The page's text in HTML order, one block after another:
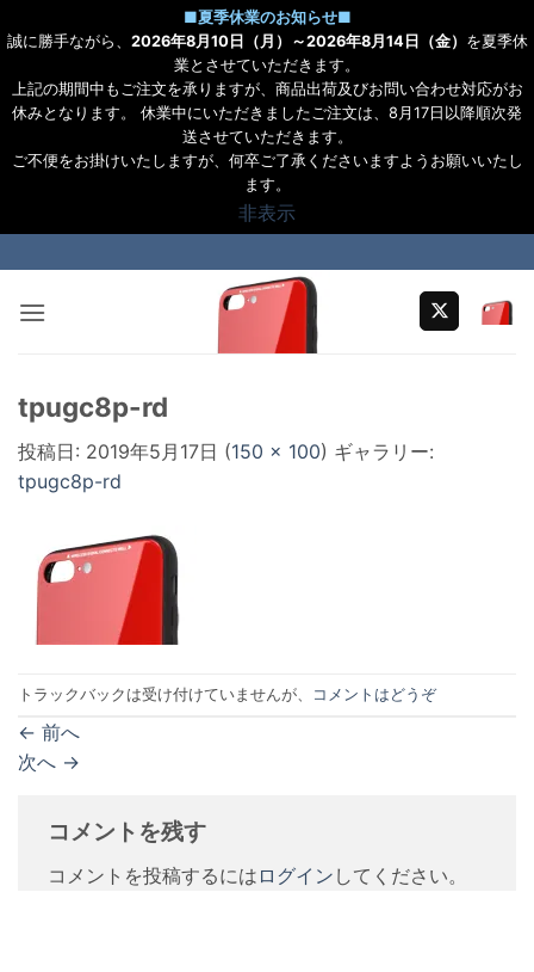
■夏季休業のお知らせ■
誠に勝手ながら、 2026年8月10日（月）～2026年8月14日（金） を夏季休
業とさせていただきます。
上記の期間中もご注文を承りますが、商品出荷及びお問い合わせ対応がお
休みとなります。 休業中にいただきましたご注文は、8月17日以降順次発
送させていただきます。
ご不便をお掛けいたしますが、何卒ご了承くださいますようお願いいたし
ます。
非表示
to
content
tpugc8p-rd
投稿日: 2019年5月17日 (150 × 100) ギャラリー:
tpugc8p-rd
トラックバックは受け付けていませんが、 コメントはどうぞ
← 前へ
次へ →
コメントを残す
コメントを投稿するには ログイン してください。